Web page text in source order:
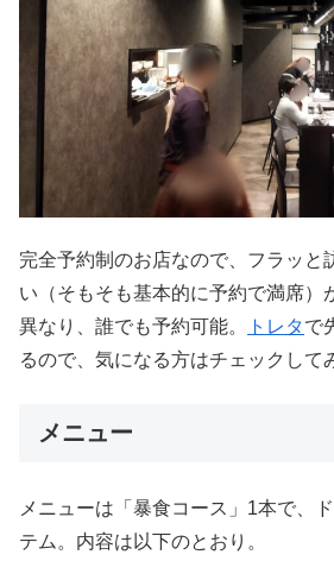
完全予約制のお店なので、フラッと
い（そもそも基本的に予約で満席）
異なり、誰でも予約可能。
トレタで
るので、気になる方はチェックして
メニュー
メニューは「暴食コース」1本で、
テム。内容は以下のとおり。